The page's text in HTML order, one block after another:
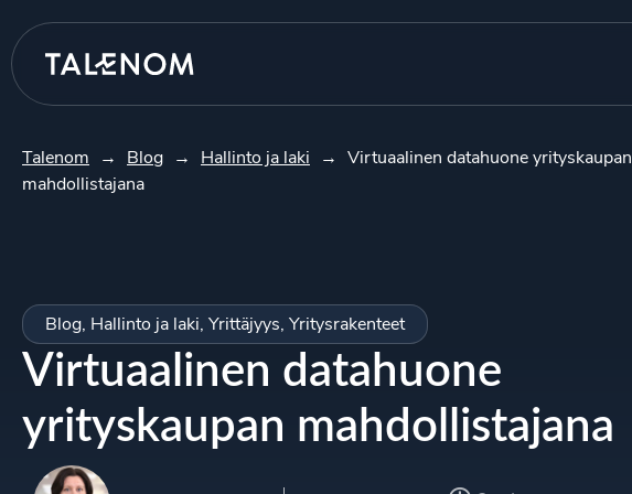
Talenom → Blog → Hallinto ja laki → Virtuaalinen datahuone yrityskaupan
mahdollistajana
Blog, Hallinto ja laki, Yrittäjyys, Yritysrakenteet
Virtuaalinen datahuone
yrityskaupan mahdollistajana